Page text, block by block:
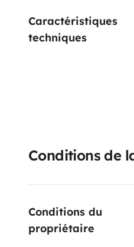
Caractéristiques
techniques
Conditions de
Conditions du
propriétaire